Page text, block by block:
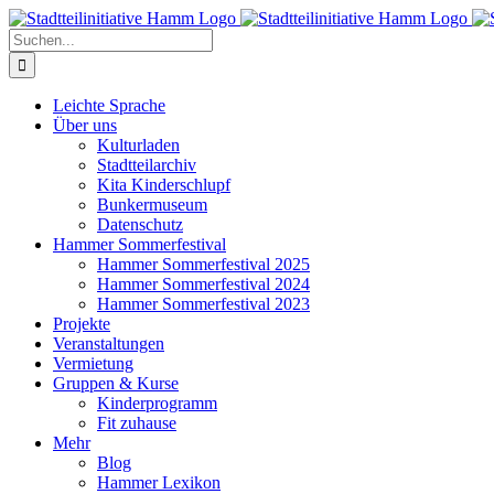
Zum
Inhalt
springen
Suche
nach:
Leichte Sprache
Über uns
Kulturladen
Stadtteilarchiv
Kita Kinderschlupf
Bunkermuseum
Datenschutz
Hammer Sommerfestival
Hammer Sommerfestival 2025
Hammer Sommerfestival 2024
Hammer Sommerfestival 2023
Projekte
Veranstaltungen
Vermietung
Gruppen & Kurse
Kinderprogramm
Fit zuhause
Mehr
Blog
Hammer Lexikon